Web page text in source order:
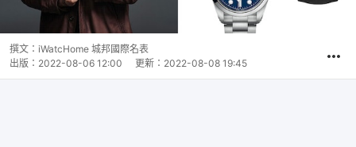
撰文： iWatcHome 城邦國際名表
出版： 2022-08-06 12:00 更新： 2022-08-08 19:45